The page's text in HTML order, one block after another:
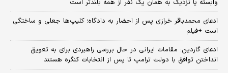
وابسته یا نزدیک به همان یک نفر از همه بلندتر است
ادعای محمدباقر خرازی پس از احضار به دادگاه؛ کلیپ‌ها جعلی و ساختگی
است +فیلم
ادعای گاردین: مقامات ایرانی در حال بررسی راهبردی برای به تعویق
انداختن توافق با دولت ترامپ تا پس از انتخابات کنگره هستند